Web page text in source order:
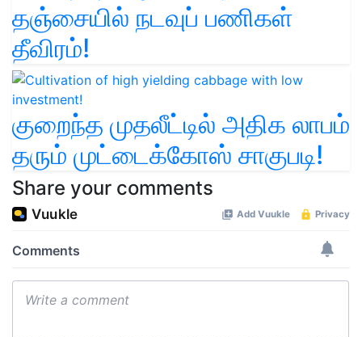
தஞ்சையில் நடவுப் பணிகள்
தீவிரம்!
குறைந்த முதலீட்டில் அதிக லாபம்
தரும் முட்டைக்கோஸ் சாகுபடி!
Share your comments